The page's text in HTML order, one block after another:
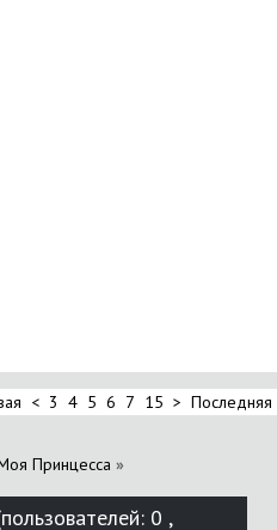
< 3 4 5 6 7 15 > Последняя
Принцесса »
0 ,